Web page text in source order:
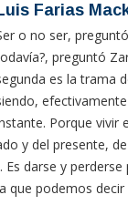
Farias
o no ser,
preguntó
es la trama
Porque vivir
y del presente,
Es darse y
que podemos